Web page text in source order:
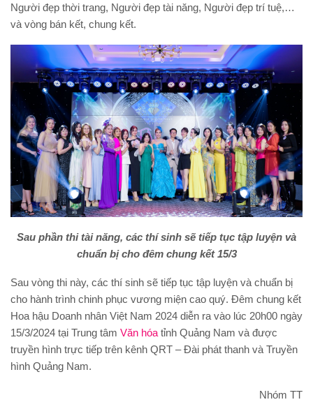
Người đẹp thời trang, Người đẹp tài năng, Người đẹp trí tuệ,…
và vòng bán kết, chung kết.
Sau phần thi tài năng, các thí sinh sẽ tiếp tục tập luyện và
chuẩn bị cho đêm chung kết 15/3
Sau vòng thi này, các thí sinh sẽ tiếp tục tập luyện và chuẩn bị
cho hành trình chinh phục vương miện cao quý. Đêm chung kết
Hoa hậu Doanh nhân Việt Nam 2024 diễn ra vào lúc 20h00 ngày
15/3/2024 tại Trung tâm Văn hóa tỉnh Quảng Nam và được
truyền hình trực tiếp trên kênh QRT – Đài phát thanh và Truyền
hình Quảng Nam.
Nhóm TT